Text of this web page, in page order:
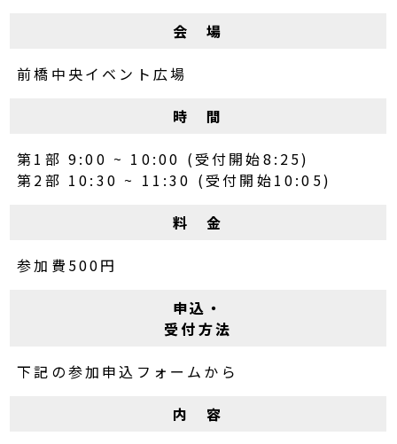
会 場
前橋中央イベント広場
時 間
第1部 9:00 ~ 10:00 (受付開始8:25)
第2部 10:30 ~ 11:30 (受付開始10:05)
料 金
参加費500円
申込・
受付方法
下記の参加申込フォームから
内 容